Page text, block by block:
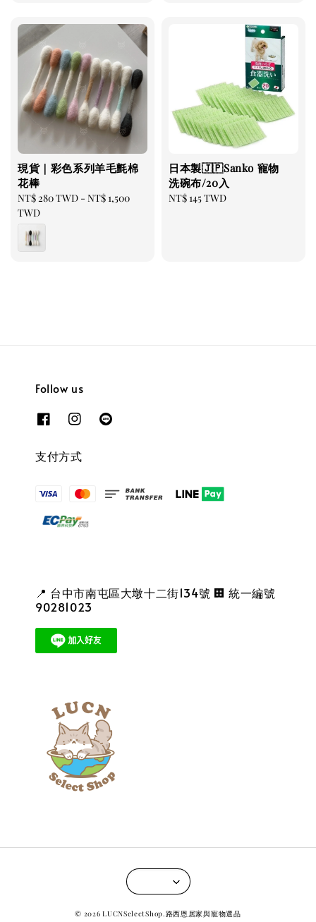
現貨｜彩色系列羊毛氈棉
花棒
Regular
price
NT$ 280 TWD - NT$ 1,500
TWD
日本製🇯🇵Sanko 寵物
洗碗布/20入
Regular
NT$ 145 TWD
Follow us
支付方式
📍 台中市南屯區大墩十二街134號 🏢 統一編號
90281023
© 2026 LUCNSelectShop.路西恩居家與寵物選品